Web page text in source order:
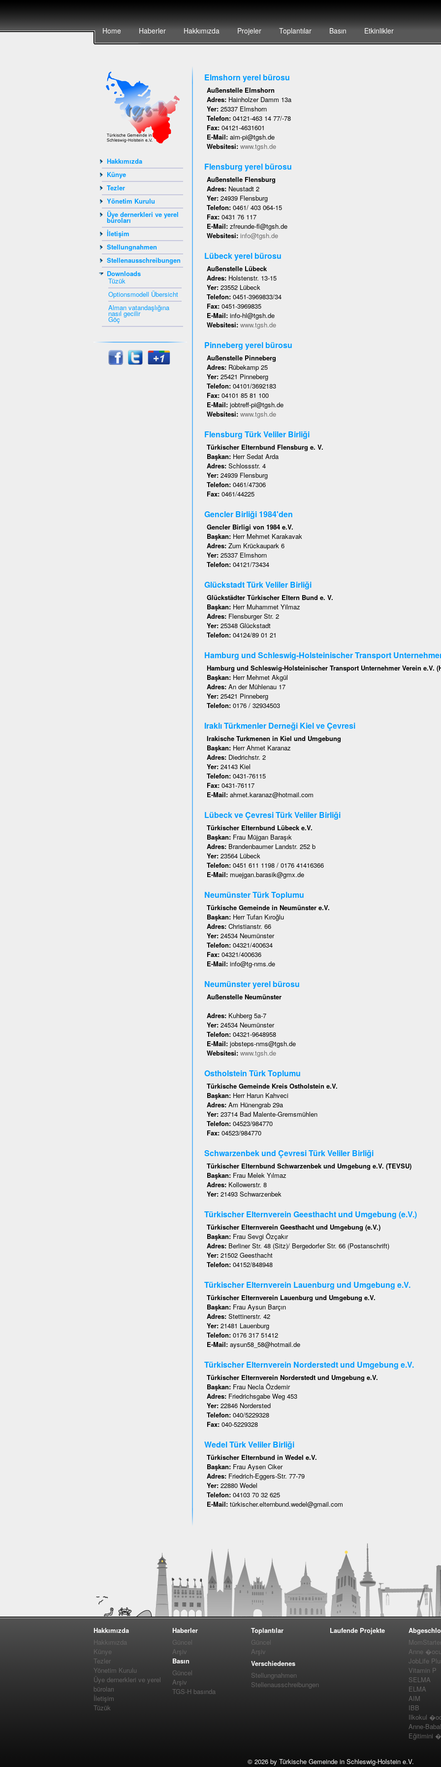
Home Haberler Hakkımızda Projeler Toplantılar Basın Etkinlikler
Hakkımızda
Künye
Tezler
Yönetim Kurulu
Üye dernerkleri ve yerel
büroları
İletişim
Stellungnahmen
Stellenausschreibungen
Downloads
Tüzük
Optionsmodell Übersicht
Alman vatandaşlığına
nasıl gecilir
Göç
Elmshorn yerel bürosu
Außenstelle Elmshorn
Adres: Hainholzer Damm 13a
Yer: 25337 Elmshorn
Telefon: 04121-463 14 77/-78
Fax: 04121-4631601
E-Mail: aim-pi@tgsh.de
Websitesi: www.tgsh.de
Flensburg yerel bürosu
Außenstelle Flensburg
Adres: Neustadt 2
Yer: 24939 Flensburg
Telefon: 0461/ 403 064-15
Fax: 0431 76 117
E-Mail: zfreunde-fl@tgsh.de
Websitesi: info@tgsh.de
Lübeck yerel bürosu
Außenstelle Lübeck
Adres: Holstenstr. 13-15
Yer: 23552 Lübeck
Telefon: 0451-3969833/34
Fax: 0451-3969835
E-Mail: info-hl@tgsh.de
Websitesi: www.tgsh.de
Pinneberg yerel bürosu
Außenstelle Pinneberg
Adres: Rübekamp 25
Yer: 25421 Pinneberg
Telefon: 04101/3692183
Fax: 04101 85 81 100
E-Mail: jobtreff-pi@tgsh.de
Websitesi: www.tgsh.de
Flensburg Türk Veliler Birliği
Türkischer Elternbund Flensburg e. V.
Başkan: Herr Sedat Arda
Adres: Schlossstr. 4
Yer: 24939 Flensburg
Telefon: 0461/47306
Fax: 0461/44225
Gencler Birliği 1984'den
Gencler Birligi von 1984 e.V.
Başkan: Herr Mehmet Karakavak
Adres: Zum Krückaupark 6
Yer: 25337 Elmshorn
Telefon: 04121/73434
Glückstadt Türk Veliler Birliği
Glückstädter Türkischer Eltern Bund e. V.
Başkan: Herr Muhammet Yilmaz
Adres: Flensburger Str. 2
Yer: 25348 Glückstadt
Telefon: 04124/89 01 21
Hamburg und Schleswig-Holsteinischer Transport
Hamburg und Schleswig-Holsteinischer Transport Unternehmer Verein e.V.
Başkan: Herr Mehmet Akgül
Adres: An der Mühlenau 17
Yer: 25421 Pinneberg
Telefon: 0176 / 32934503
Iraklı Türkmenler Derneği Kiel ve Çevresi
Irakische Turkmenen in Kiel und Umgebung
Başkan: Herr Ahmet Karanaz
Adres: Diedrichstr. 2
Yer: 24143 Kiel
Telefon: 0431-76115
Fax: 0431-76117
E-Mail: ahmet.karanaz@hotmail.com
Lübeck ve Çevresi Türk Veliler Birliği
Türkischer Elternbund Lübeck e.V.
Başkan: Frau Müjgan Baraşık
Adres: Brandenbaumer Landstr. 252 b
Yer: 23564 Lübeck
Telefon: 0451 611 1198 / 0176 41416366
E-Mail: muejgan.barasik@gmx.de
Neumünster Türk Toplumu
Türkische Gemeinde in Neumünster e.V.
Başkan: Herr Tufan Kıroğlu
Adres: Christianstr. 66
Yer: 24534 Neumünster
Telefon: 04321/400634
Fax: 04321/400636
E-Mail: info@tg-nms.de
Neumünster yerel bürosu
Außenstelle Neumünster
Adres: Kuhberg 5a-7
Yer: 24534 Neumünster
Telefon: 04321-9648958
E-Mail: jobsteps-nms@tgsh.de
Websitesi: www.tgsh.de
Ostholstein Türk Toplumu
Türkische Gemeinde Kreis Ostholstein e.V.
Başkan: Herr Harun Kahveci
Adres: Am Hünengrab 29a
Yer: 23714 Bad Malente-Gremsmühlen
Telefon: 04523/984770
Fax: 04523/984770
Schwarzenbek und Çevresi Türk Veliler Birliği
Türkischer Elternbund Schwarzenbek und Umgebung e.V. (TEVSU)
Başkan: Frau Melek Yılmaz
Adres: Kollowerstr. 8
Yer: 21493 Schwarzenbek
Türkischer Elternverein Geesthacht und Umgebung (e.V.)
Türkischer Elternverein Geesthacht und Umgebung (e.V.)
Başkan: Frau Sevgi Özçakır
Adres: Berliner Str. 48 (Sitz)/ Bergedorfer Str. 66 (Postanschrift)
Yer: 21502 Geesthacht
Telefon: 04152/848948
Türkischer Elternverein Lauenburg und Umgebung e.V.
Türkischer Elternverein Lauenburg und Umgebung e.V.
Başkan: Frau Aysun Barçın
Adres: Stettinerstr. 42
Yer: 21481 Lauenburg
Telefon: 0176 317 51412
E-Mail: aysun58_58@hotmail.de
Türkischer Elternverein Norderstedt und Umgebung e.V.
Türkischer Elternverein Norderstedt und Umgebung e.V.
Başkan: Frau Necla Özdemir
Adres: Friedrichsgabe Weg 453
Yer: 22846 Nordersted
Telefon: 040/5229328
Fax: 040-5229328
Wedel Türk Veliler Birliği
Türkischer Elternbund in Wedel e.V.
Başkan: Frau Aysen Ciker
Adres: Friedrich-Eggers-Str. 77-79
Yer: 22880 Wedel
Telefon: 04103 70 32 625
E-Mail: türkischer.elternbund.wedel@gmail.com
Hakkımızda
Hakkımızda
Künye
Tezler
Yönetim Kurulu
Üye dernerkleri ve yerel
büroları
İletişim
Tüzük
Haberler
Güncel
Arşiv
Basın
Güncel
Arşiv
TGS-H basında
Toplantılar
Güncel
Arşiv
Verschiedenes
Stellungnahmen
Stellenausschreibungen
Laufende Projekte
Anne
JobLife
Vitamin P
SELMA
ELMA
AIM
IBB
Ilkokul
Anne-
Eğitimini
© 2026 by Türkische Gemeinde in Schleswig-Holstein e.V.